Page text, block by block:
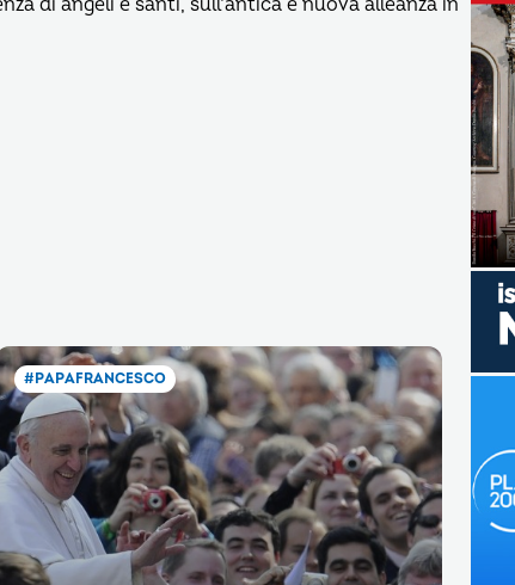
di angeli e santi, sull’antica e nuova alleanza in
#PAPAFRANCESCO